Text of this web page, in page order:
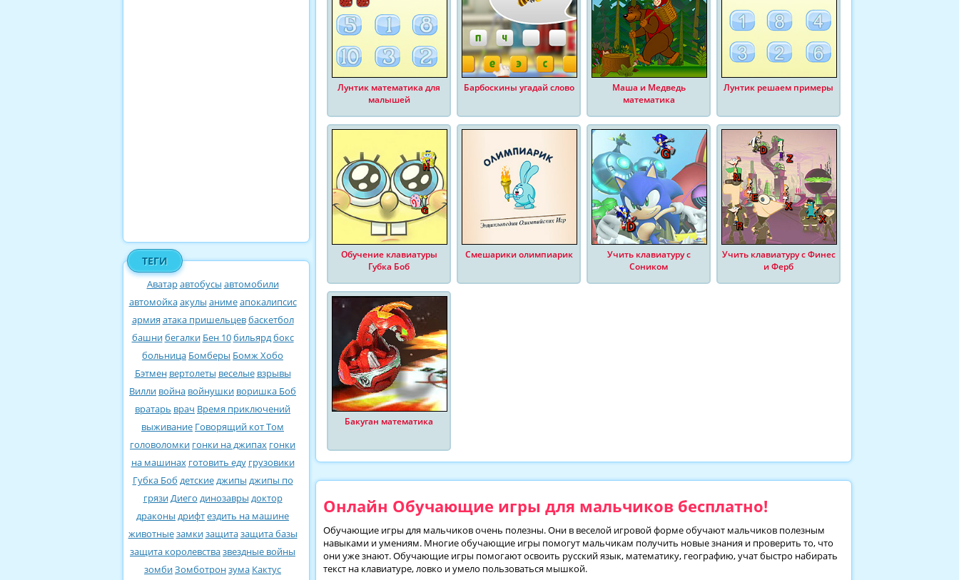
ТЕГИ
Аватаравтобусы автомобили
автомойкаакулы анимеапокалипсис
армия атака пришельцевбаскетбол
башнибегалки Бен 10бильярдбокс
больница Бомберы Бомж Хобо
Бэтмен вертолеты веселые взрывы
Вилли война войнушки воришка Боб
вратарь врач Время приключений
выживание Говорящий кот Том
головоломки гонки на джипах гонки
на машинах готовить еду грузовики
Губка Боб детскиеджипы джипы по
грязиДиего динозавры доктор
драконы дрифтездить на машине
животныезамкизащитазащита базы
защита королевствазвездные войны
зомбиЗомботронзума Кактус
Лунтик математика для
малышей
Барбоскины угадай слово
Маша и Медведь
математика
Лунтик решаем примеры
Обучение клавиатуры
Губка Боб
Смешарики олимпиарик
Учить клавиатуру с
Соником
Учить клавиатуру с Финес
и Ферб
Бакуган математика
Онлайн Обучающие игры для мальчиков бесплатно!
Обучающие игры для мальчиков очень полезны. Они в веселой игровой форме обучают мальчиков полезным
навыками и умениям. Многие обучающие игры помогут мальчикам получить новые знания и проверить то, что
они уже знают. Обучающие игры помогают освоить русский язык, математику, географию, учат быстро набирать
текст на клавиатуре, ловко и умело пользоваться мышкой.